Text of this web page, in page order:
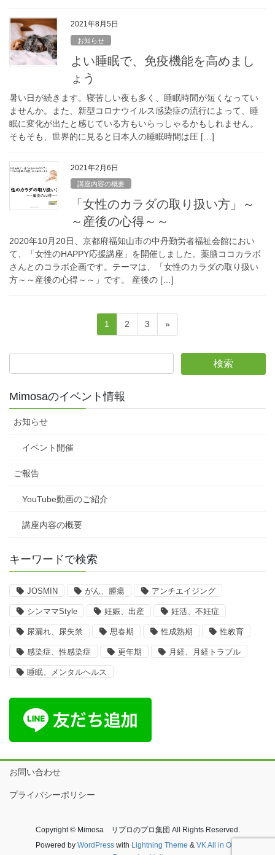
2021年8月5日
お知らせ
よい睡眠で、免疫機能を高めまし
ょう
暑い日が続きます。寝苦しい夜も多く、睡眠時間が短くなってい
ませんか。また、新型コロナウイルス感染症の流行によって、睡
眠に変化が出たと感じている方もいらっしゃるかもしれません。
そもそも、世界的に見ると日本人の睡眠時間は圧 […]
2021年2月6日
講座内容の概要
「女性のカラダの取り扱い方」～
～産後の心得～～
2020年10月20日、京都府福知山市の中丹勤労者福祉会館におい
て、「女性のHAPPY応援講座」を開催しました。薬膳ココカラボ
さんとのコラボ企画です。テーマは、「女性のカラダの取り扱い
方～～産後の心得～～」です。 産後の […]
の
ペ
ー
ジ
送
り
固
定
ペ
1
固
定
ペ
2
固
定
ペ
3 »
Mimosaのイベント情報
お知らせ
イベント開催
ご報告
YouTube動画のご紹介
講座内容の概要
キーワードで検索
JOSMIN がん、腫瘍 アンチエイジング
シンママStyle 妊娠、出産 妊活、不妊症
尿漏れ、尿失禁 思春期 性成熟期 性教育
感染症、性感染症 更年期 月経、月経トラブル
睡眠、メンタルヘルス
お問い合わせ
プライバシーポリシー
Copyright © Mimosa リプロのプロ集団 All Rights Reserved.
Powered by WordPresswith Lightning Theme & VK All in One